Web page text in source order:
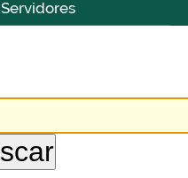
Servidores